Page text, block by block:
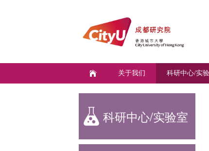
关于我们 科研中心/实
科研中心/实验室